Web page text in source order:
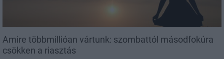
Amire többmillióan vártunk: szombattól másodfokúra
csökken a riasztás